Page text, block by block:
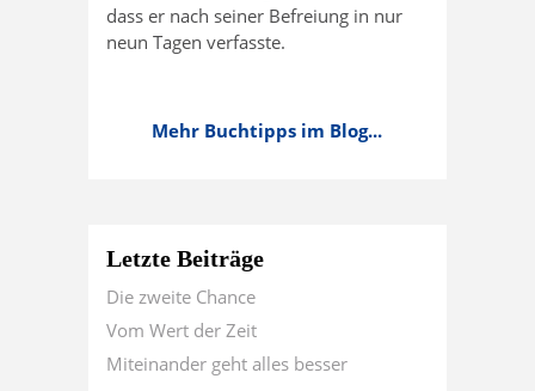
dass er nach seiner Befreiung in nur
neun Tagen verfasste.
Mehr Buchtipps im Blog...
Letzte Beiträge
Die zweite Chance
Vom Wert der Zeit
Miteinander geht alles besser